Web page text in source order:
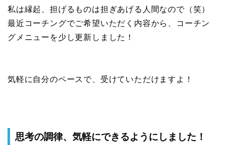
私は縁起、担げるものは担ぎあげる人間なので（笑）
最近コーチングでご希望いただく内容から、コーチン
グメニューを少し更新しました！
気軽に自分のペースで、受けていただけますよ！
思考の調律、気軽にできるようにしました！